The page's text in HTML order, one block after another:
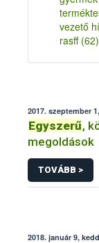
vezető
rasff (62)
2017. szeptember
Egyszerű,
megoldások
TOVÁBB >
2018. január 9, kedd